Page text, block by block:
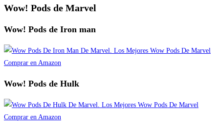
Wow! Pods de Marvel
Wow! Pods de Iron man
Comprar en Amazon
Wow! Pods de Hulk
Comprar en Amazon